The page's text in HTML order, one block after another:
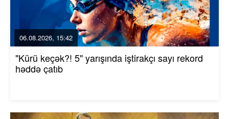
06.08.2026, 15:42
"Kürü keçək?! 5" yarışında iştirakçı sayı rekord
həddə çatıb